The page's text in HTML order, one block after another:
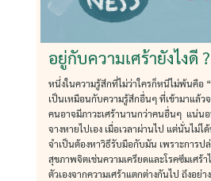
อยู่กับความเศร้ายังไงดี ?
หนึ่งในความรู้สึกที่ไม่ว่าใครก็หนีไม่พ้นคือ “
เป็นเหมือนกับความรู้สึกอื่นๆ ที่เข้ามาแล้ว
คนอาจมีภาวะเศร้านานกว่าคนอื่นๆ แน่นอ
จางหายไปเอง เมื่อเวลาผ่านไป แต่นั่นไม่ไ
จำเป็นต้องหาวิธีรับมือกับมัน เพราะการป
สุขภาพจิตเช่นความเครียดและโรคซึมเศร้
ตัวเองจากความเศร้าแตกต่างกันไป ถึงอย่